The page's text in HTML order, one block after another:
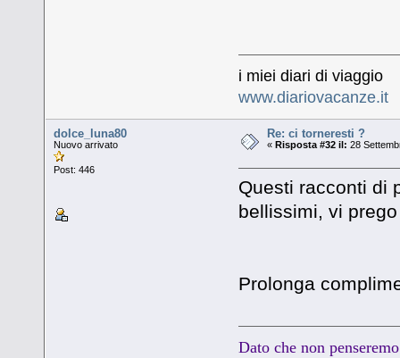
i miei diari di viaggio
www.diariovacanze.it
dolce_luna80
Nuovo arrivato
Post: 446
Re: ci torneresti ?
«Risposta #32 il: 28
Questi racconti di
bellissimi, vi
Prolonga
Dato che non